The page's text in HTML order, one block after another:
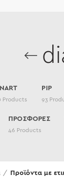
INART
Products
PIP
93
ΠΡΟΣΦΟΡΕΣ
46 Products
Προϊόντα με